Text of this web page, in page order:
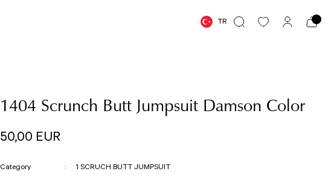
TR
1404 Scrunch Butt Jumpsuit Damson Color
50,00 EUR
Category
1 SCRUCH BUTT JUMPSUIT